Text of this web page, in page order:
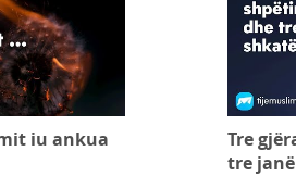
iu ankua
Tre
tre